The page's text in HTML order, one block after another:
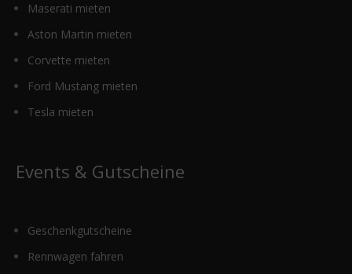
Maserati mieten
Aston Martin mieten
Corvette mieten
Ford Mustang mieten
Tesla mieten
Events & Gutscheine
Geschenkgutscheine
Rennwagen fahren